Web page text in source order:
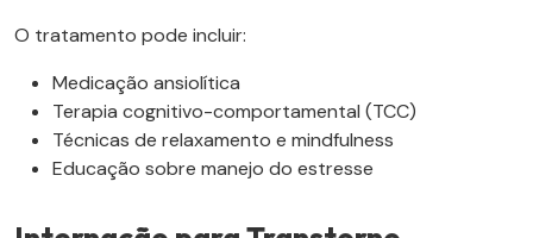
O tratamento pode incluir:
Medicação ansiolítica
Terapia cognitivo-comportamental (TCC)
Técnicas de relaxamento e mindfulness
Educação sobre manejo do estresse